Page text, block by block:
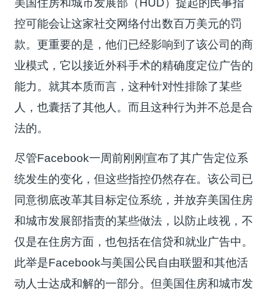
美国住房和城市发展部（HUD）提起的民事指
控可能会让这家社交网络付出数百万美元的罚
款。更重要的是，他们已经影响到了该公司的商
业模式，它以接近外科手术的精确度定位广告的
能力。就其本质而言，这种针对性排除了某些
人，也囊括了其他人。而且这种行为并不总是合
法的。
尽管Facebook一周前刚刚宣布了其广告定位系
统发生的变化，但这些指控仍然存在。该公司已
同意彻底改革其目标定位系统，并放弃美国住房
和城市发展部指责的某些做法，以防止歧视，不
仅是在住房方面，也包括在信贷和就业广告中。
此举是Facebook与美国公民自由联盟和其他活
动人士达成和解的一部分。但美国住房和城市发